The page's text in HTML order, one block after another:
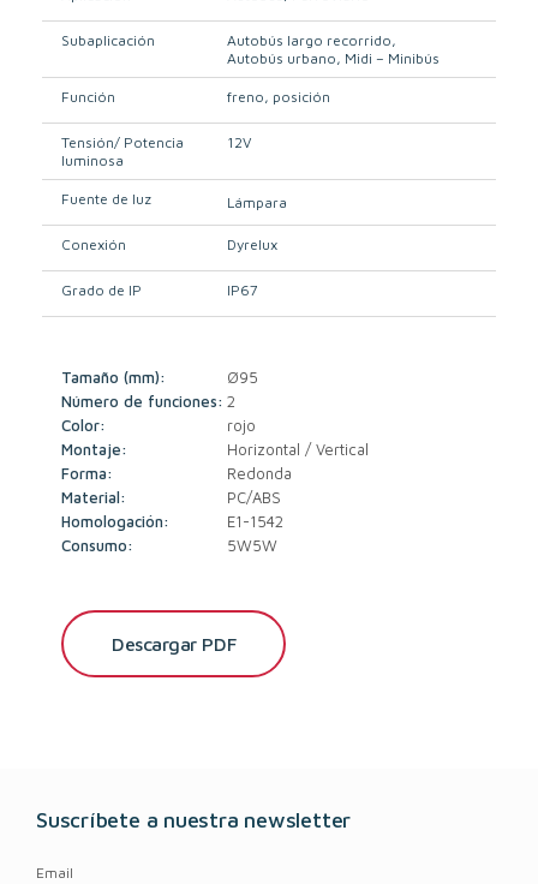
Subaplicación
Autobús largo recorrido
Autobús urbano Midi – Minibús
Función freno posición
Tensión/ Potencia
luminosa
12V
Fuente de luz Lámpara
Conexión Dyrelux
Grado de IP IP67
Tamaño (mm):
Ø95
Número de funciones: 2
Color:
rojo
Montaje:
Horizontal / Vertical
Forma:
Redonda
Material:
PC/ABS
Homologación:
E1-1542
Consumo:
5W5W
Descargar PDF
Suscríbete a nuestra newsletter
Email